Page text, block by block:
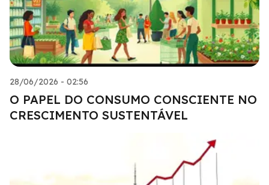
28/06/2026 - 02:56
O PAPEL DO CONSUMO CONSCIENTE NO
CRESCIMENTO SUSTENTÁVEL